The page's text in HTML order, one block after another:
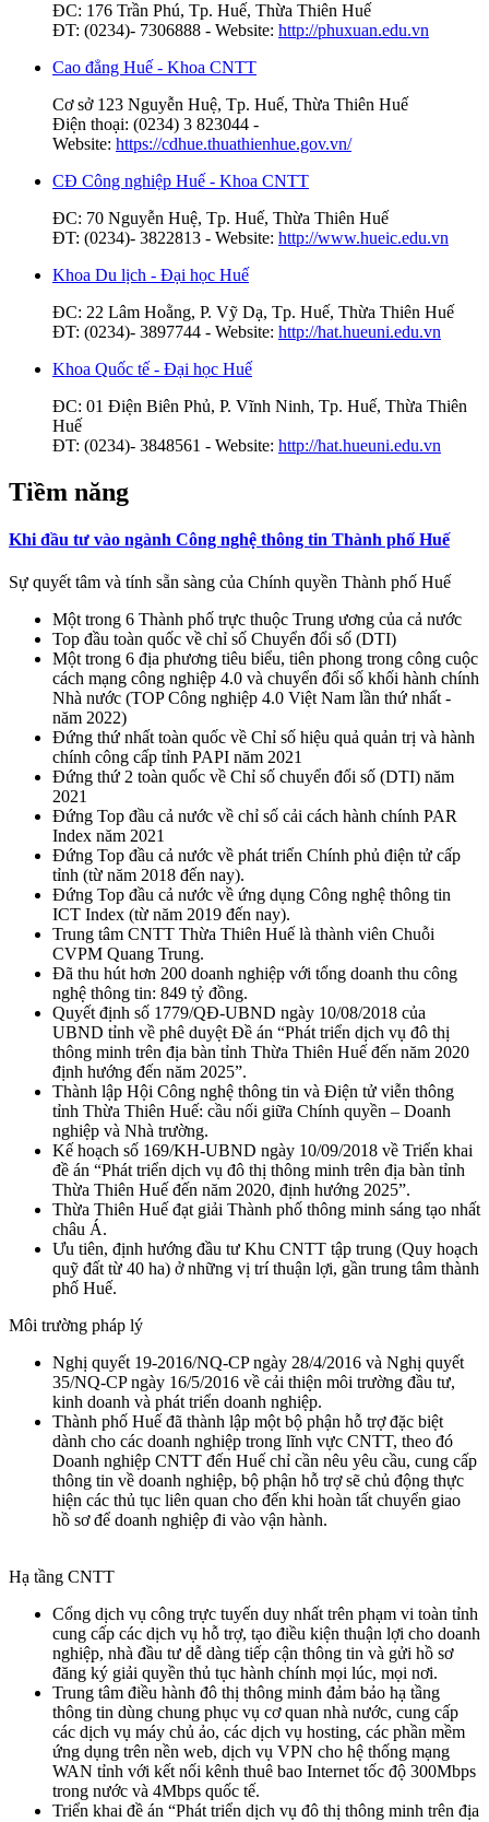
ĐC: 176 Trần Phú, Tp. Huế, Thừa Thiên Huế
ĐT: (0234)- 7306888 - Website: http://phuxuan.edu.vn
Cao đẳng Huế - Khoa CNTT
Cơ sở 123 Nguyễn Huệ, Tp. Huế, Thừa Thiên Huế
Điện thoại: (0234) 3 823044 -
Website: https://cdhue.thuathienhue.gov.vn/
CĐ Công nghiệp Huế - Khoa CNTT
ĐC: 70 Nguyễn Huệ, Tp. Huế, Thừa Thiên Huế
ĐT: (0234)- 3822813 - Website: http://www.hueic.edu.vn
Khoa Du lịch - Đại học Huế
ĐC: 22 Lâm Hoằng, P. Vỹ Dạ, Tp. Huế, Thừa Thiên Huế
ĐT: (0234)- 3897744 - Website: http://hat.hueuni.edu.vn
Khoa Quốc tế - Đại học Huế
ĐC: 01 Điện Biên Phủ, P. Vĩnh Ninh, Tp. Huế, Thừa Thiên
Huế
ĐT: (0234)- 3848561 - Website: http://hat.hueuni.edu.vn
Tiềm năng
Khi đầu tư vào ngành Công nghệ thông tin Thành phố Huế
Sự quyết tâm và tính sẵn sàng của Chính quyền Thành phố Huế
Một trong 6 Thành phố trực thuộc Trung ương của cả nước
Top đầu toàn quốc về chỉ số Chuyển đổi số (DTI)
Một trong 6 địa phương tiêu biểu, tiên phong trong công cuộc
cách mạng công nghiệp 4.0 và chuyển đổi số khối hành chính
Nhà nước (TOP Công nghiệp 4.0 Việt Nam lần thứ nhất -
năm 2022)
Đứng thứ nhất toàn quốc về Chỉ số hiệu quả quản trị và hành
chính công cấp tỉnh PAPI năm 2021
Đứng thứ 2 toàn quốc về Chỉ số chuyển đổi số (DTI) năm
2021
Đứng Top đầu cả nước về chỉ số cải cách hành chính PAR
Index năm 2021
Đứng Top đầu cả nước về phát triển Chính phủ điện tử cấp
tỉnh (từ năm 2018 đến nay).
Đứng Top đầu cả nước về ứng dụng Công nghệ thông tin
ICT Index (từ năm 2019 đến nay).
Trung tâm CNTT Thừa Thiên Huế là thành viên Chuỗi
CVPM Quang Trung.
Đã thu hút hơn 200 doanh nghiệp với tổng doanh thu công
nghệ thông tin: 849 tỷ đồng.
Quyết định số 1779/QĐ-UBND ngày 10/08/2018 của
UBND tỉnh về phê duyệt Đề án “Phát triển dịch vụ đô thị
thông minh trên địa bàn tỉnh Thừa Thiên Huế đến năm 2020
định hướng đến năm 2025”.
Thành lập Hội Công nghệ thông tin và Điện tử viễn thông
tỉnh Thừa Thiên Huế: cầu nối giữa Chính quyền – Doanh
nghiệp và Nhà trường.
Kế hoạch số 169/KH-UBND ngày 10/09/2018 về Triển khai
đề án “Phát triển dịch vụ đô thị thông minh trên địa bàn tỉnh
Thừa Thiên Huế đến năm 2020, định hướng 2025”.
Thừa Thiên Huế đạt giải Thành phố thông minh sáng tạo nhất
châu Á.
Ưu tiên, định hướng đầu tư Khu CNTT tập trung (Quy hoạch
quỹ đất từ 40 ha) ở những vị trí thuận lợi, gần trung tâm thành
phố Huế.
Môi trường pháp lý
Nghị quyết 19-2016/NQ-CP ngày 28/4/2016 và Nghị quyết
35/NQ-CP ngày 16/5/2016 về cải thiện môi trường đầu tư,
kinh doanh và phát triển doanh nghiệp.
Thành phố Huế đã thành lập một bộ phận hỗ trợ đặc biệt
dành cho các doanh nghiệp trong lĩnh vực CNTT, theo đó
Doanh nghiệp CNTT đến Huế chỉ cần nêu yêu cầu, cung cấp
thông tin về doanh nghiệp, bộ phận hỗ trợ sẽ chủ động thực
hiện các thủ tục liên quan cho đến khi hoàn tất chuyển giao
hồ sơ để doanh nghiệp đi vào vận hành.
Hạ tầng CNTT
Cổng dịch vụ công trực tuyến duy nhất trên phạm vi toàn tỉnh
cung cấp các dịch vụ hỗ trợ, tạo điều kiện thuận lợi cho doanh
nghiệp, nhà đầu tư dễ dàng tiếp cận thông tin và gửi hồ sơ
đăng ký giải quyền thủ tục hành chính mọi lúc, mọi nơi.
Trung tâm điều hành đô thị thông minh đảm bảo hạ tầng
thông tin dùng chung phục vụ cơ quan nhà nước, cung cấp
các dịch vụ máy chủ ảo, các dịch vụ hosting, các phần mềm
ứng dụng trên nền web, dịch vụ VPN cho hệ thống mạng
WAN tỉnh với kết nối kênh thuê bao Internet tốc độ 300Mbps
trong nước và 4Mbps quốc tế.
Triển khai đề án “Phát triển dịch vụ đô thị thông minh trên địa